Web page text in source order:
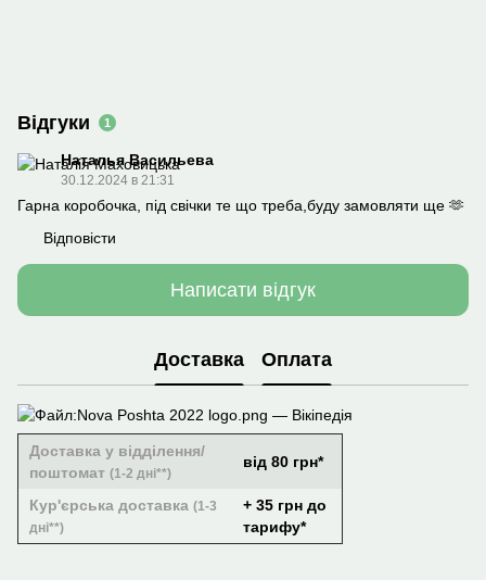
Відгуки 1
Наталья Васильева
30.12.2024 в 21:31
Гарна коробочка, під свічки те що треба,буду замовляти ще 🫶
Відповісти
Написати відгук
Доставка Оплата
Доставка у відділення/
поштомат (1-2 дні**)
від 80 грн*
Кур'єрська доставка (1-3
дні**)
+ 35 грн до
тарифу*